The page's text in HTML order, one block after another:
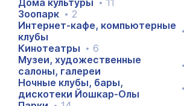
Дома культуры
11
Зоопарк
2
Интернет-кафе, компьютерные
клубы
Кинотеатры
6
Музеи, художественные
салоны, галереи
Ночные клубы, бары,
дискотеки Йошкар-Олы